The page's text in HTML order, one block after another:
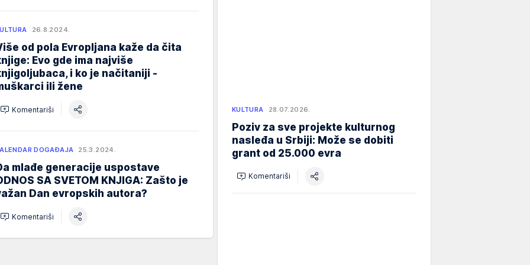
26.8.2024.
od pola Evropljana kaže da čita
Evo gde ima najviše
i ko je načitaniji -
ili žene
Komentariši
DOGAĐAJA 25.3.2024.
mlađe generacije uspostave
SA SVETOM KNJIGA: Zašto je
Dan evropskih autora?
Komentariši
KULTURA 28.07.2026.
Poziv za sve projekte kulturnog
nasleđa u Srbiji: Može se dobiti
grant od 25.000 evra
Komentariši